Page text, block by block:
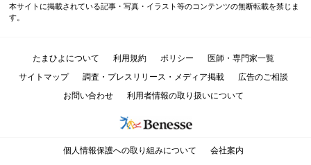
本サイトに掲載されている記事・写真・イラスト等のコンテンツの無断転載を禁じま
す。
たまひよについて 利用規約 ポリシー
医師・専門家一覧
サイトマップ
調査・プレスリリース・メディア掲載
広告のご相談
お問い合わせ
利用者情報の取り扱いについて
個人情報保護への取り組みについて 会社案内